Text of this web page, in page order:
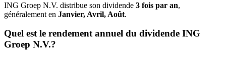
ING Groep N.V. distribue son dividende 3 fois par an,
généralement en Janvier, Avril, Août.
Quel est le rendement annuel du dividende ING
Groep N.V.?